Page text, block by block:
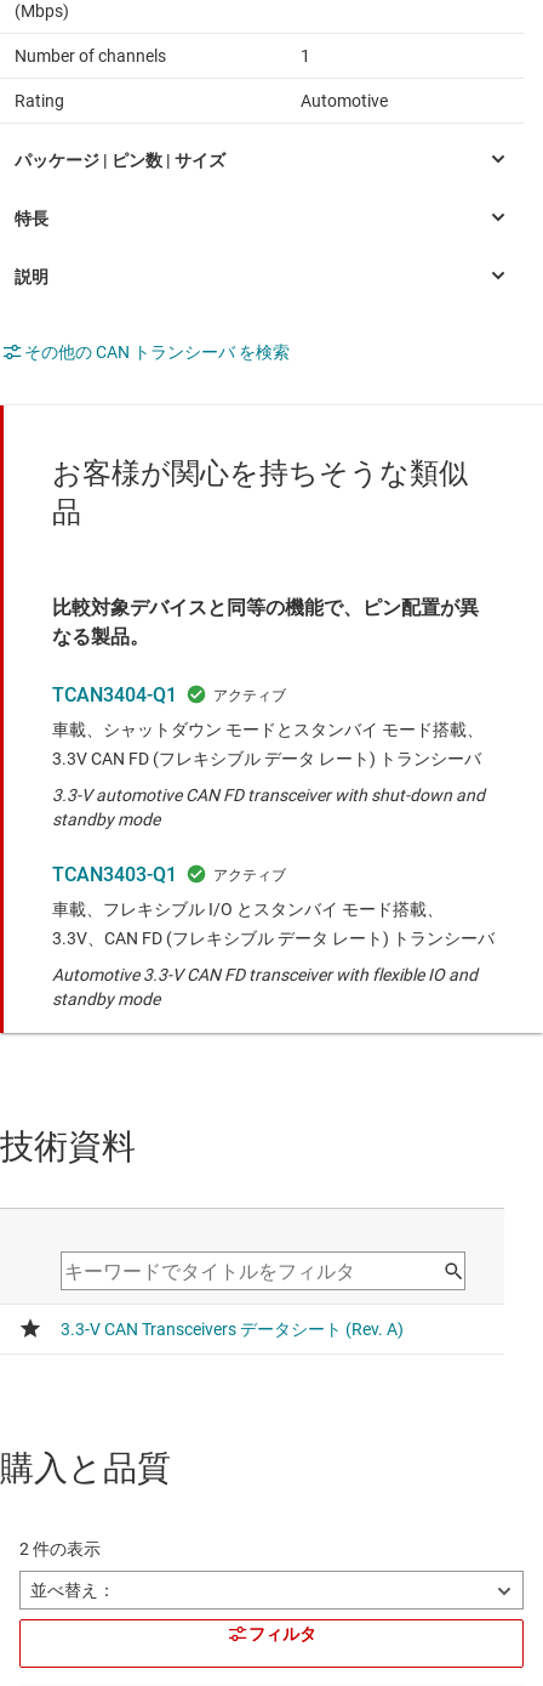
(Mbps)
Number of channels 1
Rating Automotive
その他の CAN トランシーバ を検索
お客様が関心を持ちそうな類似
品
比較対象デバイスと同等の機能で、ピン配置が異
なる製品。
TCAN3404-Q1
車載、シャットダウン モードとスタンバイ モード搭載、
3.3V CAN FD (フレキシブル データ レート) トランシーバ
3.3-V automotive CAN FD transceiver with shut-down and
standby mode
TCAN3403-Q1
車載、フレキシブル I/O とスタンバイ モード搭載、
3.3V、CAN FD (フレキシブル データ レート) トランシーバ
Automotive 3.3-V CAN FD transceiver with flexible IO and
standby mode
技術資料
購入と品質